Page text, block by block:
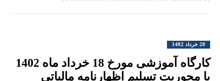
20 خرداد 1402
کارگاه آموزشی مورخ 18 خرداد ماه 1402
با محوریت تسلیم اظهارنامه مالیاتی